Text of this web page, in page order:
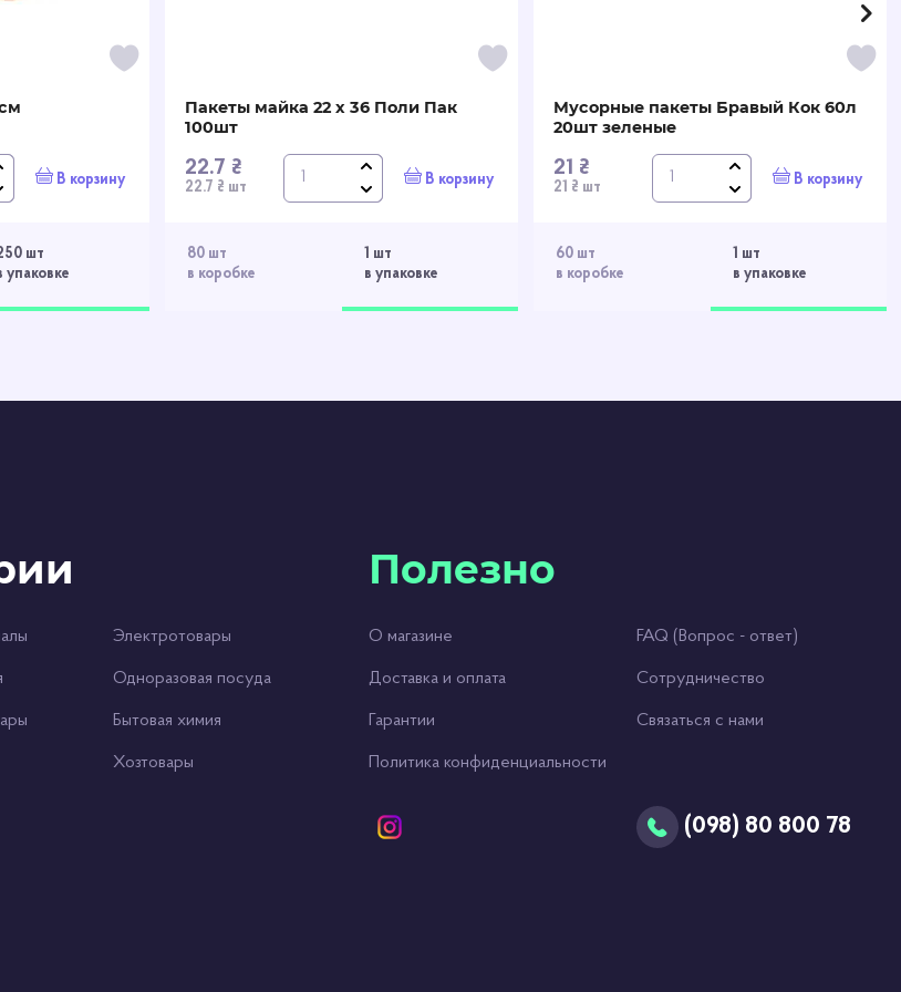
шт
упаковке
В корзину
80 шт
в коробке
1 шт
в упаковке
Пакеты майка 22 х 36 Поли Пак
100шт
22.7 ₴
22.7 ₴ шт В корзину
60 шт
в коробке
1 шт
в упаковке
Мусорные пакеты Бравый Кок 60л
20шт зеленые
21 ₴
21 ₴ шт В корзину
Электротовары
Одноразовая посуда
Бытовая химия
Хозтовары
Полезно
О магазине FAQ (Вопрос - ответ)
Доставка и оплата Сотрудничество
Гарантии Связаться с нами
Политика конфиденциальности
(098) 80 800 78